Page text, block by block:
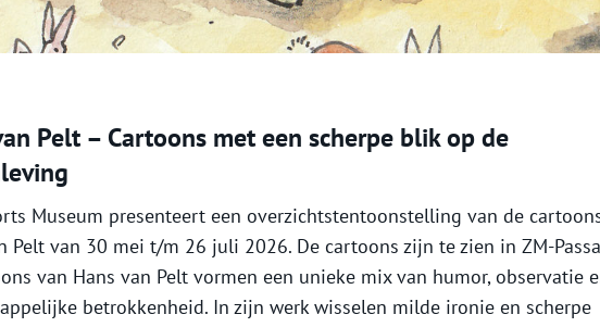
Pelt – Cartoons met een scherpe blik op de
Museum presenteert een overzichtstentoonstelling van de
Pelt van 30 mei t/m 26 juli 2026. De cartoons zijn te zien in ZM-
van Hans van Pelt vormen een unieke mix van humor, observatie
betrokkenheid. In zijn werk wisselen milde ironie en scherpe